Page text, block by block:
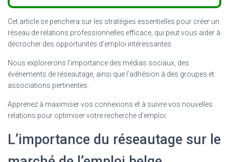
Cet article se penchera sur les stratégies essentielles pour créer un
réseau de relations professionnelles efficace, qui peut vous aider à
décrocher des opportunités d’emploi intéressantes.
Nous explorerons l’importance des médias sociaux, des
événements de réseautage, ainsi que l’adhésion à des groupes et
associations pertinentes.
Apprenez à maximiser vos connexions et à suivre vos nouvelles
relations pour optimiser votre recherche d’emploi.
L’importance du réseautage sur le